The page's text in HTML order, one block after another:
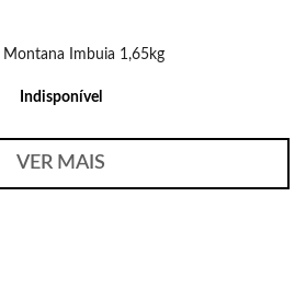
Montana Imbuia 1,65kg
Indisponível
VER MAIS